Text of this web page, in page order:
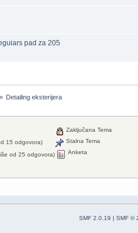
pad za 205
Detailing eksterijera
15 odgovora)
od 25 odgovora)
Zaključana Tema
Stalna Tema
Anketa
SMF 2.0.19 | SMF ©